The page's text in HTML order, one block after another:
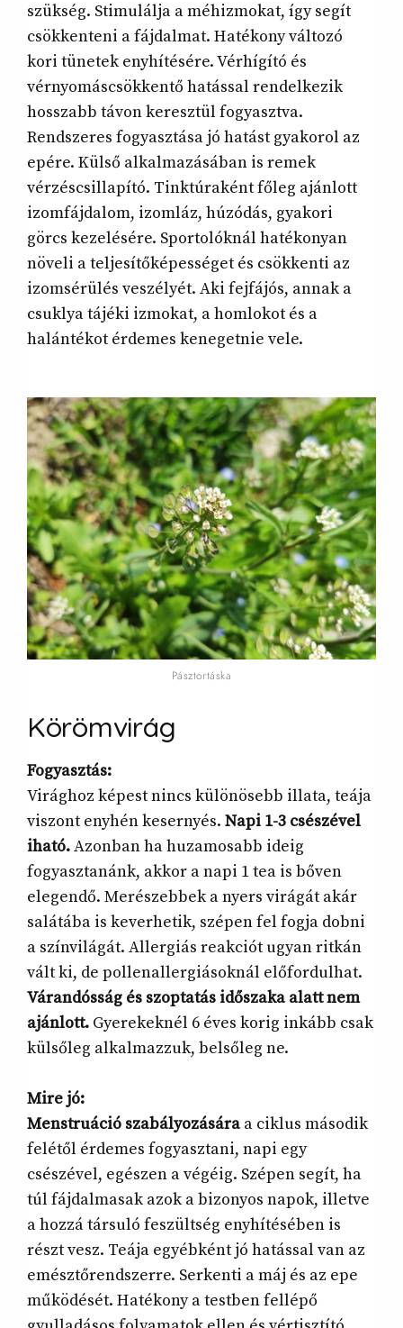
szükség. Stimulálja a méhizmokat, így segít
csökkenteni a fájdalmat. Hatékony változó
kori tünetek enyhítésére. Vérhígító és
vérnyomáscsökkentő hatással rendelkezik
hosszabb távon keresztül fogyasztva.
Rendszeres fogyasztása jó hatást gyakorol az
epére. Külső alkalmazásában is remek
vérzéscsillapító. Tinktúraként főleg ajánlott
izomfájdalom, izomláz, húzódás, gyakori
görcs kezelésére. Sportolóknál hatékonyan
növeli a teljesítőképességet és csökkenti az
izomsérülés veszélyét. Aki fejfájós, annak a
csuklya tájéki izmokat, a homlokot és a
halántékot érdemes kenegetnie vele.
Pásztortáska
Körömvirág
Fogyasztás:
Virághoz képest nincs különösebb illata, teája
viszont enyhén kesernyés. Napi 1-3 csészével
iható.Azonban ha huzamosabb ideig
fogyasztanánk, akkor a napi 1 tea is bőven
elegendő. Merészebbek a nyers virágát akár
salátába is keverhetik, szépen fel fogja dobni
a színvilágát. Allergiás reakciót ugyan ritkán
vált ki, de pollenallergiásoknál előfordulhat.
Várandósság és szoptatás időszaka alatt nem
ajánlott. Gyerekeknél 6 éves korig inkább csak
külsőleg alkalmazzuk, belsőleg ne.
Mire jó:
Menstruáció szabályozására a ciklus második
felétől érdemes fogyasztani, napi egy
csészével, egészen a végéig. Szépen segít, ha
túl fájdalmasak azok a bizonyos napok, illetve
a hozzá társuló feszültség enyhítésében is
részt vesz. Teája egyébként jó hatással van az
emésztőrendszerre. Serkenti a máj és az epe
működését. Hatékony a testben fellépő